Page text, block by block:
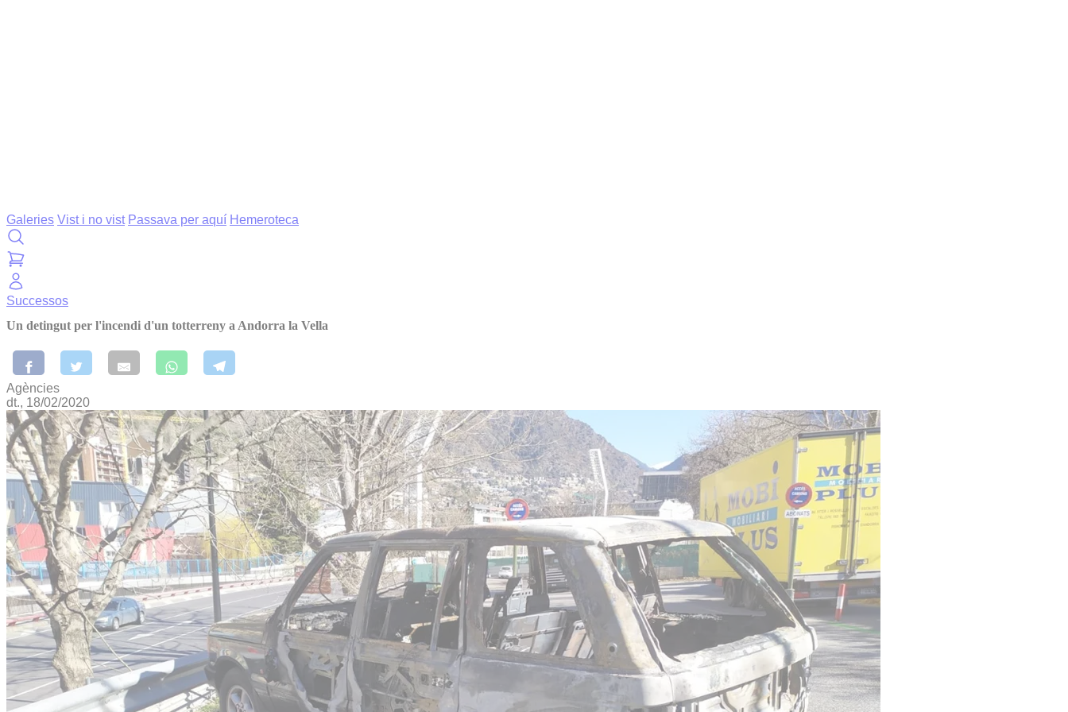
Galeries Vist i no vist Passava per aquí Hemeroteca
Successos
Un detingut per l'incendi d'un totterreny a Andorra la Vella
Agències
dt., 18/02/2020